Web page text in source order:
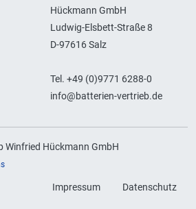
Hückmann GmbH
Ludwig-Elsbett-Straße 8
D-97616 Salz
Tel. +49 (0)9771 6288-0
info@batterien-vertrieb.de
Hückmann GmbH
Impressum Datenschutz